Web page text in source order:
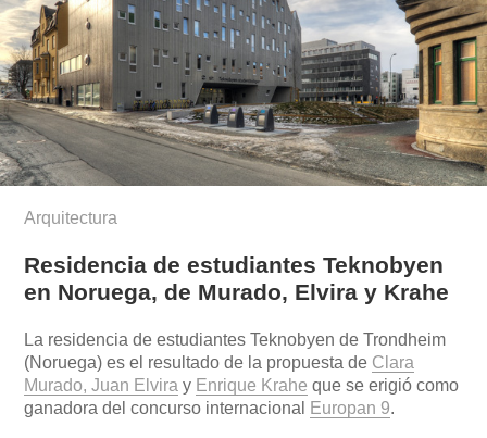
Arquitectura
Residencia de estudiantes Teknobyen
en Noruega, de Murado, Elvira y Krahe
La residencia de estudiantes Teknobyen de Trondheim
(Noruega) es el resultado de la propuesta de Clara
Murado, Juan Elvira y Enrique Krahe que se erigió como
ganadora del concurso internacional
Europan 9.